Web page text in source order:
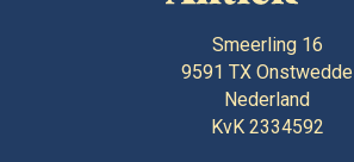
Smeerling 16
9591 TX Onstwedde
Nederland
KvK 2334592